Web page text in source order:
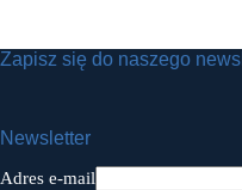
Zapisz się do naszego
Newsletter
Adres e-mail